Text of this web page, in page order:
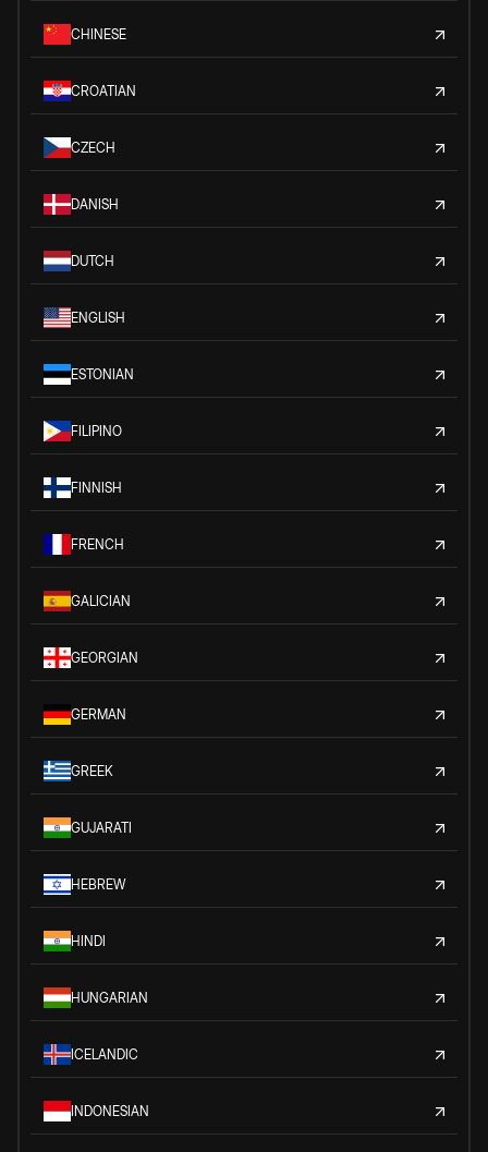
CHINESE
CROATIAN
CZECH
DANISH
DUTCH
ENGLISH
ESTONIAN
FILIPINO
FINNISH
FRENCH
GALICIAN
GEORGIAN
GERMAN
GREEK
GUJARATI
HEBREW
HINDI
HUNGARIAN
ICELANDIC
INDONESIAN